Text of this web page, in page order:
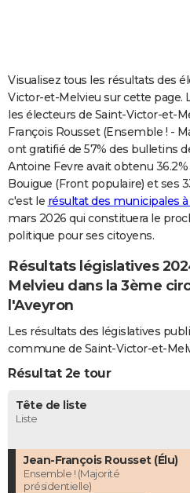
Carte de Noël
Carte Bonne année
Carte Saint-Valentin
Carte Pâques
Carte d'anniversaire
DICTIONNAIRE
Dictionnaire
Biographies
Citations
Expressions
Proverbes
COPAINS D'AVANT
S'inscrire
Se connecter
Lycées
Collèges
Primaires
Universités
Entreprises
Service militaire
Avis de recherche
AVIS DE DÉCÈS
FORUM
Visualisez tous les résultats des
Victor-et-Melvieu sur cette page.
les électeurs de Saint-Victor-et-
François Rousset (Ensemble ! -
ont gratifié de 57% des bulletins
Antoine Fevre avait obtenu
Bouigue (Front populaire) et ses
c'est le résultat des municipales
mars 2026 qui constituera le
politique pour ses citoyens.
Résultats législatives
Melvieu dans la 3ème
l'Aveyron
Les résultats des législatives
commune de Saint-Victor-et-
Résultat 2e tour
Tête de liste
Liste
Jean-François Rousset (Élu)
Ensemble ! (Majorité
présidentielle)